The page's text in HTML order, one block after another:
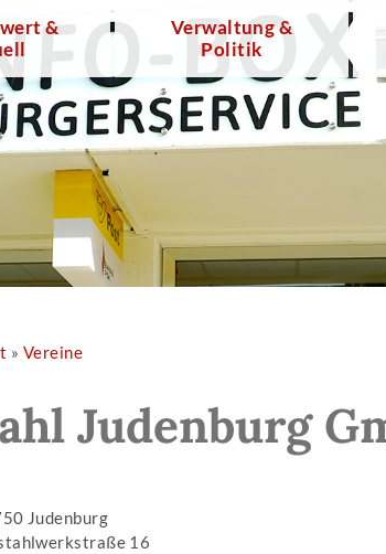
&
Verwaltung &
Politik
» Vereine
Judenburg
Judenburg
16